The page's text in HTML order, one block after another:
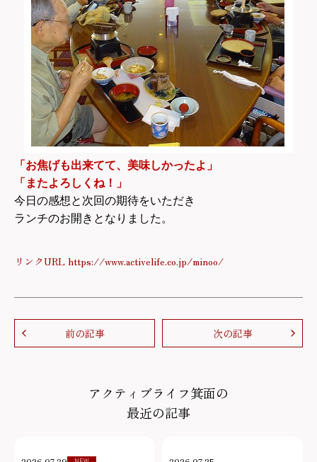
「お焦げも出来てて、美味しかったよ」
「またよろしくね！」
今日の感想と次回の期待をいただき
ランチのお開きとなりました。
リンクURL https://www.activelife.co.jp/minoo/
前の記事 次の記事
アクティブライフ箕面の
最近の記事